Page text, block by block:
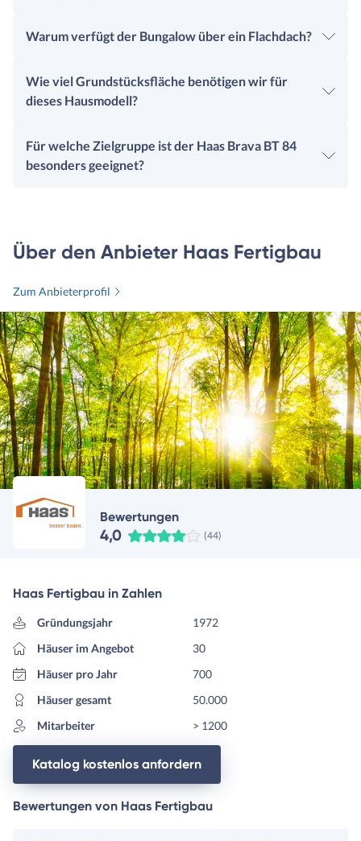
Warum verfügt der Bungalow über ein Flachdach?
Wie viel Grundstücksfläche benötigen wir für
dieses Hausmodell?
Für welche Zielgruppe ist der Haas Brava BT 84
besonders geeignet?
Über den Anbieter Haas Fertigbau
Zum Anbieterprofil
Bewertungen
4,0 (44)
Haas Fertigbau in Zahlen
Gründungsjahr
1972
Häuser im Angebot
30
Häuser pro Jahr
700
Häuser gesamt
50.000
Mitarbeiter
> 1200
Katalog kostenlos anfordern
Bewertungen von Haas Fertigbau